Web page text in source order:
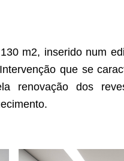
m2, inserido num
que se
renovação dos